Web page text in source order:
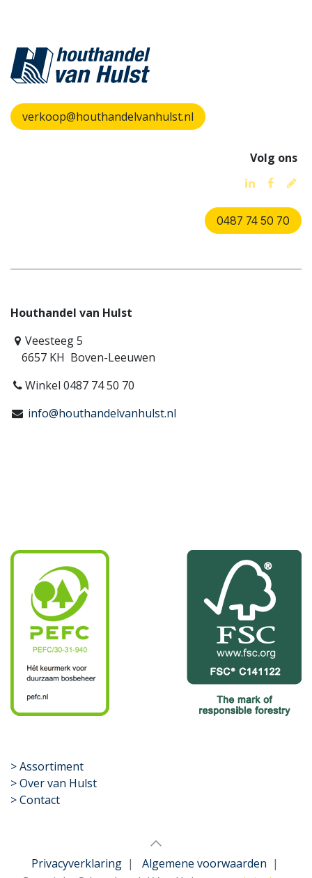
verkoop@houthandelvanhulst.nl
Volg ons
0487 74 50 70
Houthandel van Hulst
Veesteeg 5
6657 KH Boven-Leeuwen
Winkel 0487 74 50 70
info@houthandelvanhulst.nl
​>Assortiment
> Over van Hulst
> Contact
Privacyverklaring| Algemene voorwaarden |